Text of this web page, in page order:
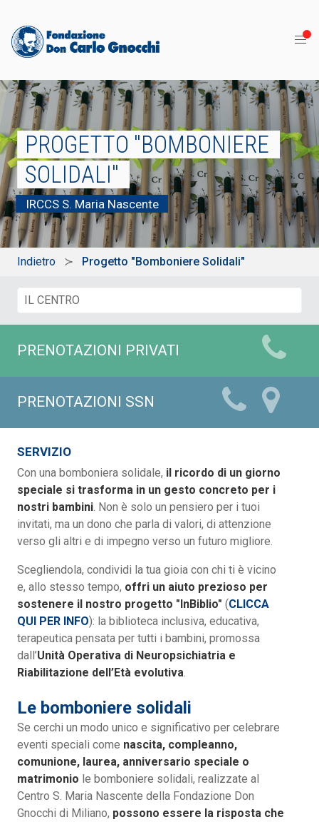
PROGETTO "BOMBONIERE
SOLIDALI"
IRCCS S. Maria Nascente
Indietro Progetto "Bomboniere Solidali"
PRENOTAZIONI PRIVATI
PRENOTAZIONI SSN
SERVIZIO
Con una bomboniera solidale, il ricordo di un giorno
speciale si trasforma in un gesto concreto per i
nostri bambini. Non è solo un pensiero per i tuoi
invitati, ma un dono che parla di valori, di attenzione
verso gli altri e di impegno verso un futuro migliore.
Scegliendola, condividi la tua gioia con chi ti è vicino
e, allo stesso tempo, offri un aiuto prezioso per
sostenere il nostro progetto "InBiblio" (CLICCA
QUI PER INFO): la biblioteca inclusiva, educativa,
terapeutica pensata per tutti i bambini, promossa
dall’Unità Operativa di Neuropsichiatria e
Riabilitazione dell’Età evolutiva.
Le bomboniere solidali
Se cerchi un modo unico e significativo per celebrare
eventi speciali come nascita, compleanno,
comunione, laurea, anniversario speciale o
matrimonio le bomboniere solidali, realizzate al
Centro S. Maria Nascente della Fondazione Don
Gnocchi di Miliano, possono essere la risposta che